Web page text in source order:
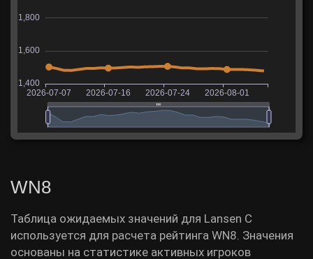
WN8
Таблица ожидаемых значений для Lansen C
используется для расчета рейтинга WN8. Значения
основаны на статистике активных игроков